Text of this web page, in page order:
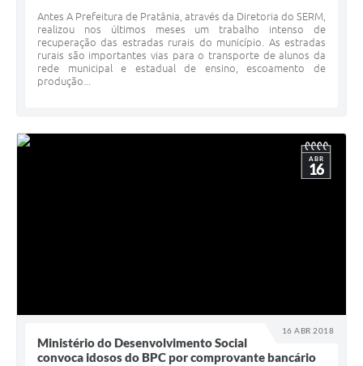
Antes A Prefeitura de Pratânia, através da Diretoria do SERM,
realizou nos últimos meses um trabalho intenso de
recuperação das estradas rurais do município. As estradas
rurais são importantes vias para o transporte de alunos da
rede municipal e estadual de ensino, escoamento de
produção...
16 ABR 2018
ABR
16
Ministério do Desenvolvimento Social
convoca idosos do BPC por comprovante bancário